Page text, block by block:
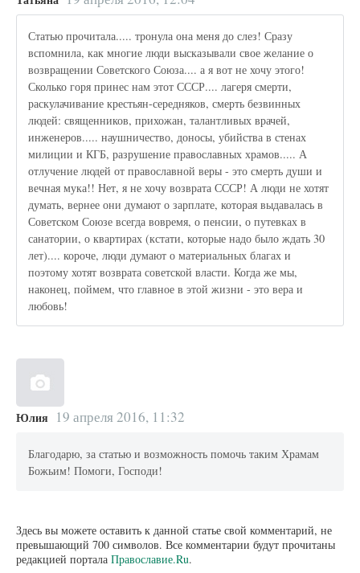
Статью прочитала..... тронула она меня до слез! Сразу
вспомнила, как многие люди высказывали свое желание о
возвращении Советского Союза.... а я вот не хочу этого!
Сколько горя принес нам этот СССР.... лагеря смерти,
раскулачивание крестьян-середняков, смерть безвинных
людей: священников, прихожан, талантливых врачей,
инженеров..... наушничество, доносы, убийства в стенах
милиции и КГБ, разрушение православных храмов..... А
отлучение людей от православной веры - это смерть души и
вечная мука!! Нет, я не хочу возврата СССР! А люди не хотят
думать, вернее они думают о зарплате, которая выдавалась в
Советском Союзе всегда вовремя, о пенсии, о путевках в
санатории, о квартирах (кстати, которые надо было ждать 30
лет).... короче, люди думают о материальных благах и
поэтому хотят возврата советской власти. Когда же мы,
наконец, поймем, что главное в этой жизни - это вера и
любовь!
Юлия 19 апреля 2016, 11:32
Благодарю, за статью и возможность помочь таким Храмам
Божьим! Помоги, Господи!
Здесь вы можете оставить к данной статье свой комментарий, не
превышающий 700 символов. Все комментарии будут прочитаны
редакцией портала Православие.Ru.